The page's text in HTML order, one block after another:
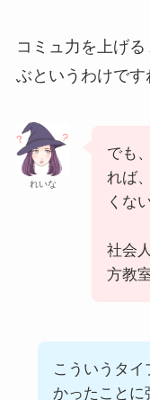
コミュ力を上げ
ぶというわけです
れいな
でも
れば
くな
社会
方教
こういうタ
かったことに